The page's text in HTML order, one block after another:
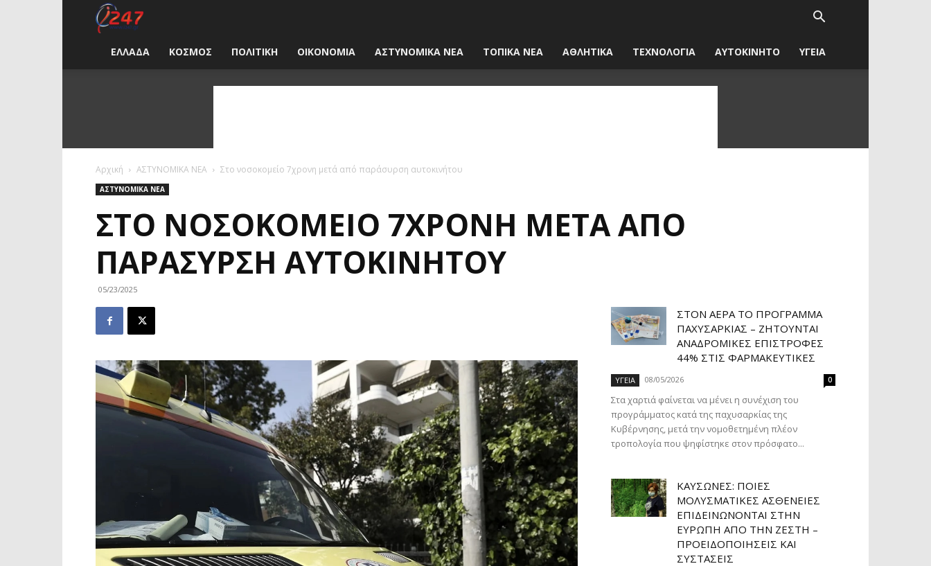
i247
News
ΕΛΛΑΔΑ ΚΟΣΜΟΣ ΠΟΛΙΤΙΚΗ ΟΙΚΟΝΟΜΙΑ ΑΣΤΥΝΟΜΙΚΑ ΝΕΑ ΤΟΠΙΚΑ ΝΕΑ ΑΘΛΗΤΙΚΑ ΤΕΧΝΟΛΟΓΙΑ ΑΥΤΟΚΙΝΗΤΟ ΥΓΕΙΑ
Αρχική ΑΣΤΥΝΟΜΙΚΑ ΝΕΑ Στο νοσοκομείο 7χρονη μετά από παράσυρση αυτοκινήτου
ΑΣΤΥΝΟΜΙΚΑ ΝΕΑ
ΣΤΟ ΝΟΣΟΚΟΜΕΊΟ 7ΧΡΟΝΗ ΜΕΤΆ ΑΠΌ
ΠΑΡΆΣΥΡΣΗ ΑΥΤΟΚΙΝΉΤΟΥ
05/23/2025
ΣΤΟΝ ΑΈΡΑ ΤΟ ΠΡΌΓΡΑΜΜΑ
ΠΑΧΥΣΑΡΚΊΑΣ – ΖΗΤΟΎΝΤΑΙ
ΑΝΑΔΡΟΜΙΚΈΣ ΕΠΙΣΤΡΟΦΈΣ
44% ΣΤΙΣ ΦΑΡΜΑΚΕΥΤΙΚΈΣ
ΥΓΕΙΑ 08/05/2026 0
Στα χαρτιά φαίνεται να μένει η συνέχιση του
προγράμματος κατά της παχυσαρκίας της
Κυβέρνησης, μετά την νομοθετημένη πλέον
τροπολογία που ψηφίστηκε στον πρόσφατο...
ΚΑΎΣΩΝΕΣ: ΠΟΙΕΣ
ΜΟΛΥΣΜΑΤΙΚΈΣ ΑΣΘΈΝΕΙΕΣ
ΕΠΙΔΕΙΝΏΝΟΝΤΑΙ ΣΤΗΝ
ΕΥΡΏΠΗ ΑΠΌ ΤΗΝ ΖΈΣΤΗ –
ΠΡΟΕΙΔΟΠΟΙΉΣΕΙΣ ΚΑΙ
ΣΥΣΤΆΣΕΙΣ